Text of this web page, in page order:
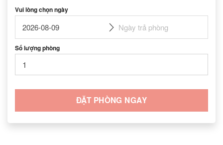
Vui lòng chọn ngày
Số lượng phòng
ĐẶT PHÒNG NGAY